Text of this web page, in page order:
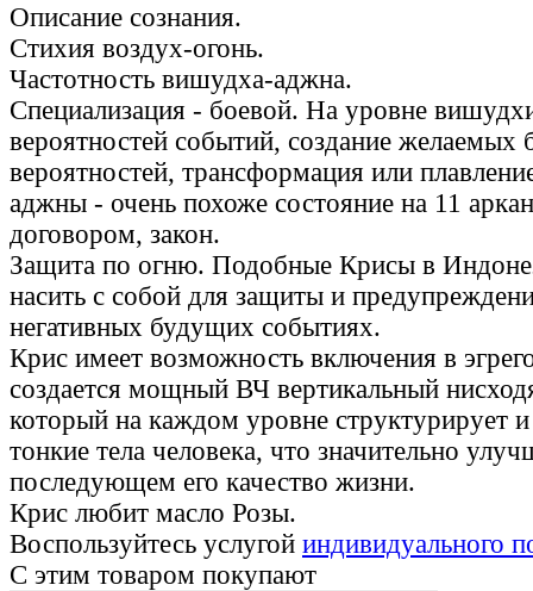
Описание сознания.
Стихия воздух-огонь.
Частотность вишудха-аджна.
Специализация - боевой. На уровне
вероятностей событий, создание желаемых
вероятностей, трансформация или
аджны - очень похоже состояние на 11
договором, закон.
Защита по огню. Подобные Крисы в
насить с собой для защиты и
негативных будущих событиях.
Крис имеет возможность включения в
создается мощный ВЧ вертикальный
который на каждом уровне структурирует и
тонкие тела человека, что значительно
последующем его качество жизни.
Крис любит масло Розы.
Воспользуйтесь услугой индивидуального
С этим товаром покупают